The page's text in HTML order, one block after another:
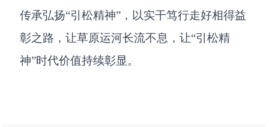
传承弘扬“引松精神”，以实干笃行走好相得益
彰之路，让草原运河长流不息，让“引松精
神”时代价值持续彰显。